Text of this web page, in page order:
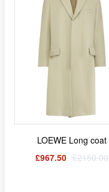
LOEWE Long coat
£967.50 £2150.00